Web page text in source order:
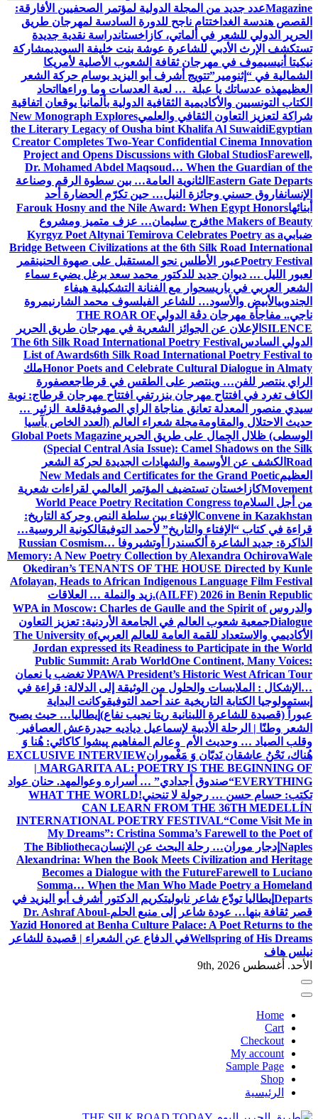
Magazineعدد جديد من المجلة الدولية لمؤتمر الصحفيين الأفارقة:
القصص هندسة الغد اختتام ناجح للدورة السادسة لمهرجان طريق
الحرير الدولي للشعر في ألماتي، كازاخستاندراسة نقدية جديدة
تستكشف الإرث الأدبي للشاعرة عوشة بنت خليفة السويديمشاركة
نيكيتا أنيسيموف في مهرجان ثقافة الشعوب الأصلية لأمريكا
الشمالية في “إثنومير”تتويج أشرف أبو اليزيد بوسام حركة الشعر
العظيمهذه عدساتك يا عبلة … لعبة العدسات وما وراءها اتحاد
الكتاب التونسيين والأكاديمية الثقافية الدولية بألمانيا يوقعان اتفاقية
شراكة لتعزيز التعاون الثقافي والعلميNew Monograph Explores
the Literary Legacy of Ousha bint Khalifa Al SuwaidiEgyptian
Creator Completes Two-Year Confidential Cinema Innovation
Project and Opens Discussions with Global StudiosFarewell,
Dr. Mohamed Abdel Maqsoud… When the Guardian of the
Eastern Gate Departs الثانوية العامة… بين سطوة الرقم وصناعة
الإنسانفاروق حسني وجائزة النيل… حين تكرّم الحضارة أحد
أبنائهاFarouk Hosny and the Nile Award: When Egypt Honors
the Makers of Beautyفرج سليمان… عزف متميز ومشروع
ضبابيKyrgyz Poet Altynai Temirova Celebrates Poetry as a
Bridge Between Civilizations at the 6th Silk Road International
Poetry Festivalعبور الأطلس نحو المستقبل على صهوة الحنينقمر
لعبور الليل … ديوان جديد للدكتور محمد سعد برغل يضيء سماء
الشعر العربي في باريسحوار مع الفنانة التشكيلية هيفاء
الجندوبيالأبيض والأسود… للشاعر الفيلسوف محمد الشارنيمروة
ناجي.. مفاجأة مهرجان دڨة الدوليTHE ROAR OF
SILENCE الإعلان عن الجوائز الشعرية في مهرجان طريق الحرير
الدولي السادسThe 6th Silk Road International Poetry Festival
List of Awards6th Silk Road International Poetry Festival to
Honor Poets and Celebrate Cultural Dialogue in Almatyملك
الراي ينتصر للفن… وينتصر على الطقس في قرطاجعصفورة
الكاف تغرد في افتتاح مهرجان بنزرتفي افتتاح مهرجان قرطاج: نوبة
سيدي منصور المعدلة تعانق مناجاة الراي الصوفيةقلعة الزئير …
حديث الاحتلال والمقاومةمجلة شعراء العالم (العدد الخاص بآسيا
الوسطى) ظلال الجِمال على طريق الحرير Global Poets Magazine
(Special Central Asia Issue): Camel Shadows on the Silk
Road الكشف عن الأوسمة والشهادات الجديدة لحركة الشعر
العظيمNew Medals and Certificates for the Grand Poetic
Movementكازاخستان تستضيف المؤتمر العالمي لقراءات شعرية
من أجل السلامWorld Peace Poetry Recitation Congress to
Convene in Kazakhstan الإفتاء بين سلطة النص وحركة التاريخ:
قراءة في كتاب “الإفتاء والتاريخ” لأحمد التوفيقالكونية الروسية…
الذاكرة: جديد الشاعرة ألكسندرا أوتشيروفا Russian Cosmism…
Memory: A New Poetry Collection by Alexandra OchirovaWale
Okediran’s TENANTS OF THE HOUSE Directed by Kunle
Afolayan, Heads to African Indigenous Language Film Festival
(AILFF) 2026 in Benin Republic. زيد والنملة … العلاقات
والدروسWPA in Moscow: Charles de Gaulle and the Spirit of
Dialogueجمعية شعوب العالم في الجامعة الأردنية: تعزيز التعاون
الأكاديمي والاستعداد للقمة العامة للعالم العربيThe University of
Jordan expressed its Readiness to Participate in the World
Public Summit: Arab WorldOne Continent, Many Voices:
PAWA President’s Historic West African Tourلا تغضب يا نعمان
…الإشكال : الملابسات والحلول من الوثيقة إلى الدلالة: قراءة في
إبستمولوجيا الكتابة التاريخية عند أحمد التوفيقوكانت البداية
عبوراً (قصيدة للشاعرة اللبنانية ريتا نجيب نفاع) إيطاليا… حيث يصبح
الشعر وطنًا | الرحلة الأدبية لإسماعيل دياديه حيدرةعش العصافير
وقلب الصياد … وحديث الأم وعالم المفاهيم پیشوا کاکائي: هُنا وَ
هُناك، نَحْنُ عاشقان نَديّان وَ مَغْمورانEXCLUSIVE INTERVIEW
| MARGARITA AL: POETRY IS THE BEGINNING OF
EVERYTHING“صندوق أجدادي” … أسراره وعوالمهد. حنان عواد
تكتب: حسام حسن … رجولة لا تنحني!WHAT THE WORLD
CAN LEARN FROM THE 36TH MEDELLÍN
INTERNATIONAL POETRY FESTIVAL“Come Visit Me in
My Dreams”: Cristina Somma’s Farewell to the Poet of
Naples إدجار موران… رحلة البحث عن الإنسانThe Bibliotheca
Alexandrina: When the Book Meets Civilization and Heritage
Becomes a Dialogue with the FutureFarewell to Luciano
Somma… When the Man Who Made Poetry a Homeland
Departs إيطاليا تودّع شاعر نابوليتكريم الدكتور أشرف أبو اليزيد في
قصر ثقافة بنها… عودة شاعر إلى منبع الحلمDr. Ashraf Aboul-
Yazid Honored at Benha Culture Palace: A Poet Returns to the
Wellspring of His Dreamsفي الدفاع عن الشعراء | قصيدة للشاعر
نيلس هاف
الأحد. أغسطس 9th, 2026
Home
Cart
Checkout
My account
Sample Page
Shop
الرئيسية